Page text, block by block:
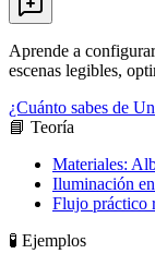
Aprende a
escenas legibles,
¿Cuánto sabes de
📘 Teoría
Materiales:
Iluminación
Flujo práctico
🧪 Ejemplos